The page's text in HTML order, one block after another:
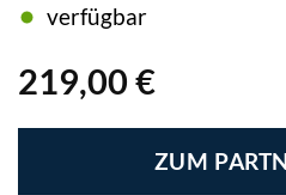
219,00 €
verfügbar
ZUM